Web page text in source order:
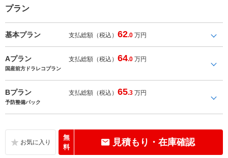
プラン
基本プラン 支払総額（税込）62.0 万円
Aプラン 支払総額（税込）64.0 万円
国産前方ドラレコプラン
Bプラン 支払総額（税込）65.3 万円
予防整備パック
無
料
見積もり・在庫確認